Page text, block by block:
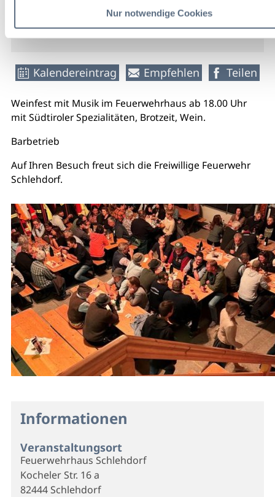
Nur notwendige Cookies
weitere Veranstaltungsinfos
Kalendereintrag Empfehlen Teilen
Weinfest mit Musik im Feuerwehrhaus ab 18.00 Uhr
mit Südtiroler Spezialitäten, Brotzeit, Wein.
Barbetrieb
Auf Ihren Besuch freut sich die Freiwillige Feuerwehr
Schlehdorf.
Informationen
Veranstaltungsort
Feuerwehrhaus Schlehdorf
Kocheler Str. 16 a
82444 Schlehdorf